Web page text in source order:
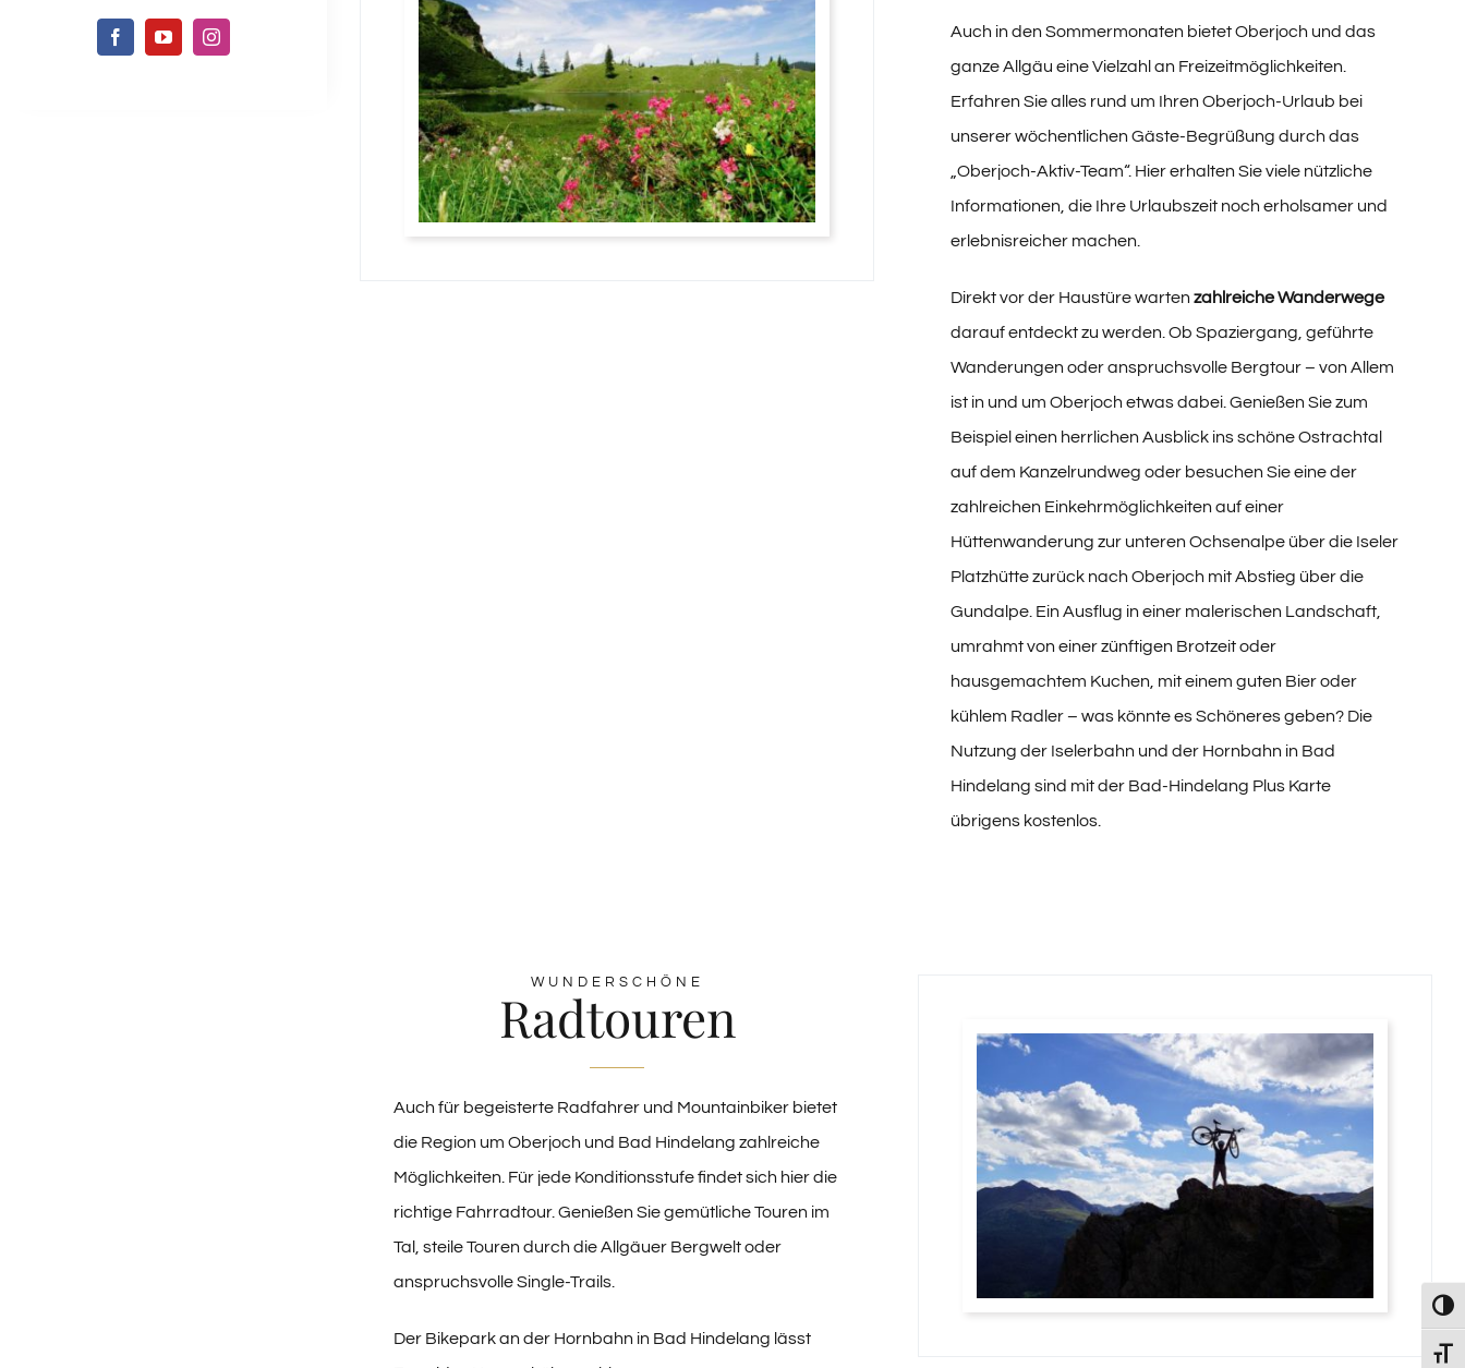
Auch in den Sommermonaten bietet Oberjoch und das
ganze Allgäu eine Vielzahl an Freizeitmöglichkeiten.
Erfahren Sie alles rund um Ihren Oberjoch-Urlaub bei
unserer wöchentlichen Gäste-Begrüßung durch das
„Oberjoch-Aktiv-Team“. Hier erhalten Sie viele nützliche
Informationen, die Ihre Urlaubszeit noch erholsamer und
erlebnisreicher machen.
Direkt vor der Haustüre wartenzahlreiche Wanderwege
darauf entdeckt zu werden. Ob Spaziergang, geführte
Wanderungen oder anspruchsvolle Bergtour – von Allem
ist in und um Oberjoch etwas dabei. Genießen Sie zum
Beispiel einen herrlichen Ausblick ins schöne Ostrachtal
auf dem Kanzelrundweg oder besuchen Sie eine der
zahlreichen Einkehrmöglichkeiten auf einer
Hüttenwanderung zur unteren Ochsenalpe über die Iseler
Platzhütte zurück nach Oberjoch mit Abstieg über die
Gundalpe. Ein Ausflug in einer malerischen Landschaft,
umrahmt von einer zünftigen Brotzeit oder
hausgemachtem Kuchen, mit einem guten Bier oder
kühlem Radler – was könnte es Schöneres geben? Die
Nutzung der Iselerbahn und der Hornbahn in Bad
Hindelang sind mit der Bad-Hindelang Plus Karte
übrigens kostenlos.
WUNDERSCHÖNE
Radtouren
Auch für begeisterte Radfahrer und Mountainbiker bietet
die Region um Oberjoch und Bad Hindelang zahlreiche
Möglichkeiten. Für jede Konditionsstufe findet sich hier die
richtige Fahrradtour. Genießen Sie gemütliche Touren im
Tal, steile Touren durch die Allgäuer Bergwelt oder
anspruchsvolle Single-Trails.
Der Bikepark an der Hornbahn in Bad Hindelang lässt